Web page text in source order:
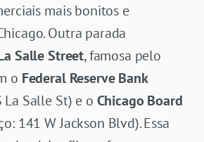
mais bonitos e
Outra parada
Salle Street, famosa pelo
o Federal Reserve Bank
La Salle St) e o Chicago Board
141 W Jackson Blvd). Essa